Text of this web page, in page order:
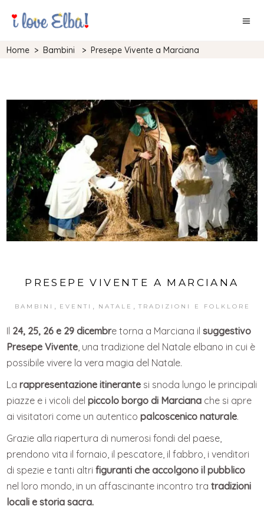
Home >Bambini >Presepe Vivente a Marciana
PRESEPE VIVENTE A MARCIANA
BAMBINI EVENTI NATALE TRADIZIONI E FOLKLORE
Il 24, 25, 26 e 29 dicembre torna a Marciana ilsuggestivo
Presepe Vivente, una tradizione del Natale elbano in cui è
possibile vivere la vera magia del Natale.
Larappresentazione itinerante si snoda lungo le principali
piazze e i vicoli delpiccolo borgo di Marciana che si apre
ai visitatori come un autenticopalcoscenico naturale.
Grazie alla riapertura di numerosi fondi del paese,
prendono vita il fornaio, il pescatore, il fabbro, i venditori
di spezie e tanti altrifiguranti che accolgono il pubblico
nel loro mondo, in un affascinante incontro tratradizioni
locali e storia sacra.